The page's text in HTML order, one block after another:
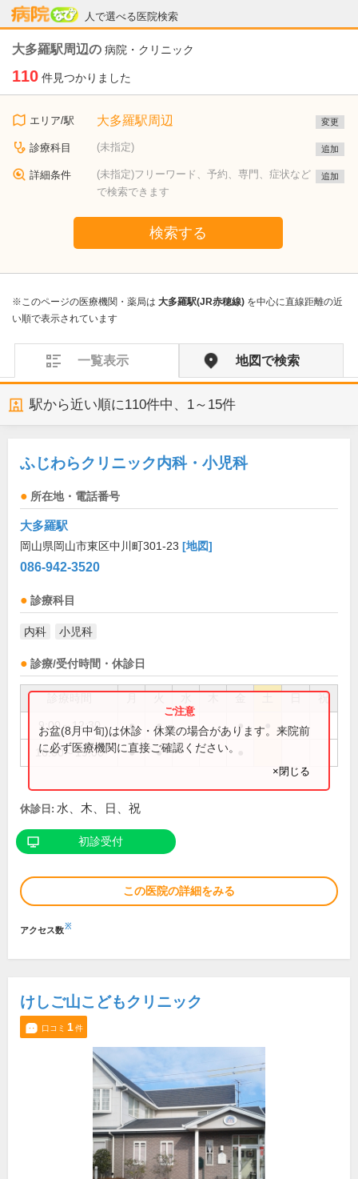
人で選べる医院検索
病院なび
大多羅駅周辺の 病院・クリニック
110 件見つかりました
エリア/駅 大多羅駅周辺 変更
診療科目 (未指定) 追加
詳細条件
(未指定)フリーワード、予約、専門、症状など
で検索できます
追加
検索する
※このページの医療機関・薬局は 大多羅駅(JR赤穂線) を中心に直線距離の近
い順で表示されています
一覧表示 地図で検索
駅から近い順に110件中、 1～15件
ふじわらクリニック内科・小児科
所在地・電話番号
大多羅駅
岡山県岡山市東区中川町301-23 [地図]
086-942-3520
診療科目
内科 小児科
診療/受付時間・休診日
祝
9:00～12:30 ● ● ●
16:00～19:00 ● ●
お盆(8月中旬)は休診・休業の場合があります。来院前
に必ず医療機関に直接ご確認ください。
×閉じる
休診日: 水、木、日、祝
初診受付
この医院の詳細をみる
アクセス数※
けしご山こどもクリニック
口コミ 1件